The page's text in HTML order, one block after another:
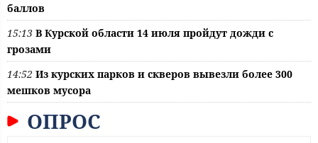
баллов
15:13 В Курской области 14 июля пройдут дожди с
грозами
14:52 Из курских парков и скверов вывезли более 300
мешков мусора
ОПРОС